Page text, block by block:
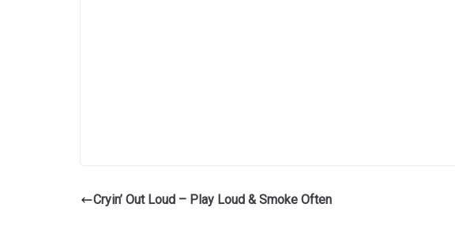
Cryin’ Out Loud – Play Loud & Smoke Often